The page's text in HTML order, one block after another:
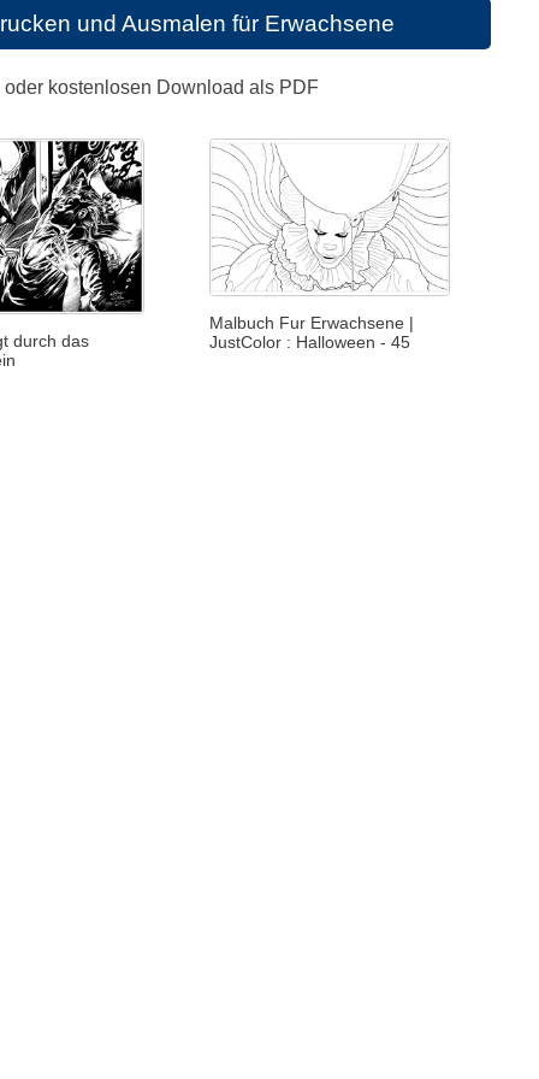
und Ausmalen für Erwachsene
kostenlosen Download als PDF
durch das
Malbuch Fur Erwachsene |
JustColor : Halloween - 45